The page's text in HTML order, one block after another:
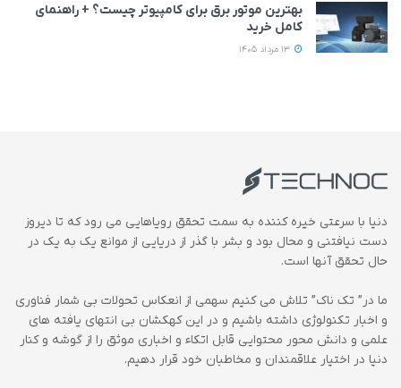
بهترین موتور برق برای کامپیوتر چیست؟ + راهنمای
کامل خرید
دنیا با سرعتی خیره کننده به سمت تحقق رویاهایی می رود که تا دیروز
دست نیافتنی و محال بود و بشر با گذر از دریایی از موانع یک به یک در
حال تحقق آنها است.
ما در” تک ناک” تلاش می کنیم سهمی از انعکاس تحولات بی شمار فناوری
و اخبار تکنولوژی داشته باشیم و در این کهکشان بی انتهای یافته های
علمی و دانش محور محتوایی قابل اتکاء و اخباری موثق را از گوشه و کنار
دنیا در اختیار علاقمندان و مخاطبان خود قرار دهیم.